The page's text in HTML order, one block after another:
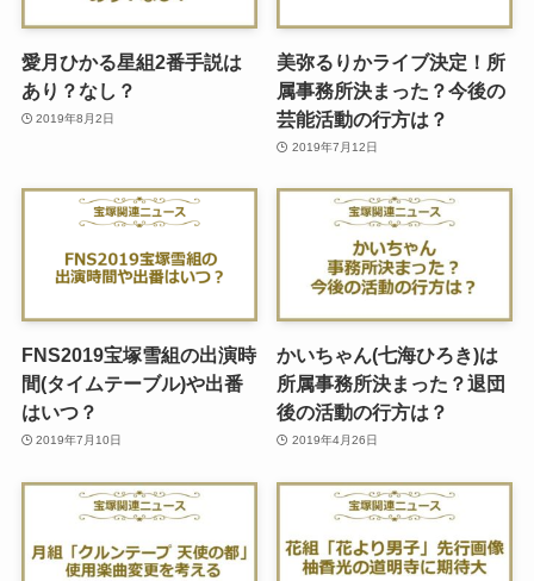
愛月ひかる星組2番手説は
あり？なし？
2019年8月2日
美弥るりかライブ決定！所
属事務所決まった？今後の
芸能活動の行方は？
2019年7月12日
FNS2019宝塚雪組の出演時
間(タイムテーブル)や出番
はいつ？
2019年7月10日
かいちゃん(七海ひろき)は
所属事務所決まった？退団
後の活動の行方は？
2019年4月26日